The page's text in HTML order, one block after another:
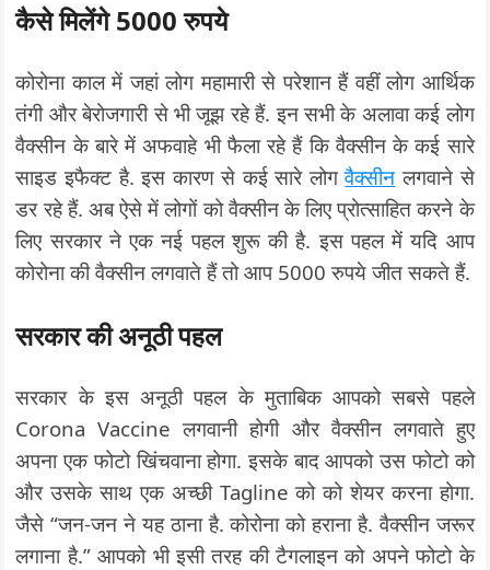
कैसे मिलेंगे 5000 रुपये
कोरोना काल में जहां लोग महामारी से परेशान हैं वहीं लोग आर्थिक
तंगी और बेरोजगारी से भी जूझ रहे हैं. इन सभी के अलावा कई लोग
वैक्सीन के बारे में अफवाहे भी फैला रहे हैं कि वैक्सीन के कई सारे
साइड इफैक्ट है. इस कारण से कई सारे लोगवैक्सीन लगवाने से
डर रहे हैं. अब ऐसे में लोगों को वैक्सीन के लिए प्रोत्साहित करने के
लिए सरकार ने एक नई पहल शुरू की है. इस पहल में यदि आप
कोरोना की वैक्सीन लगवाते हैं तो आप 5000 रुपये जीत सकते हैं.
सरकार की अनूठी पहल
सरकार के इस अनूठी पहल के मुताबिक आपको सबसे पहले
Corona Vaccine लगवानी होगी और वैक्सीन लगवाते हुए
अपना एक फोटो खिंचवाना होगा. इसके बाद आपको उस फोटो को
और उसके साथ एक अच्छी Tagline को को शेयर करना होगा.
जैसे “जन-जन ने यह ठाना है. कोरोना को हराना है. वैक्सीन जरूर
लगाना है.” आपको भी इसी तरह की टैगलाइन को अपने फोटो के